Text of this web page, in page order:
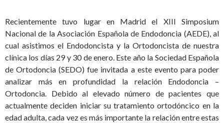
Recientemente tuvo lugar en Madrid el XIII Simposium
Nacional de la Asociación Española de Endodoncia (AEDE), al
cual asistimos el Endodoncista y la Ortodoncista de nuestra
clínica los días 29 y 30 de enero. Este año la Sociedad Española
de Ortodoncia (SEDO) fue invitada a este evento para poder
analizar más en profundidad la relación Endodoncia –
Ortodoncia. Debido al elevado número de pacientes que
actualmente deciden iniciar su tratamiento ortodóncico en la
edad adulta, cada vez es más importante la relación entre estas